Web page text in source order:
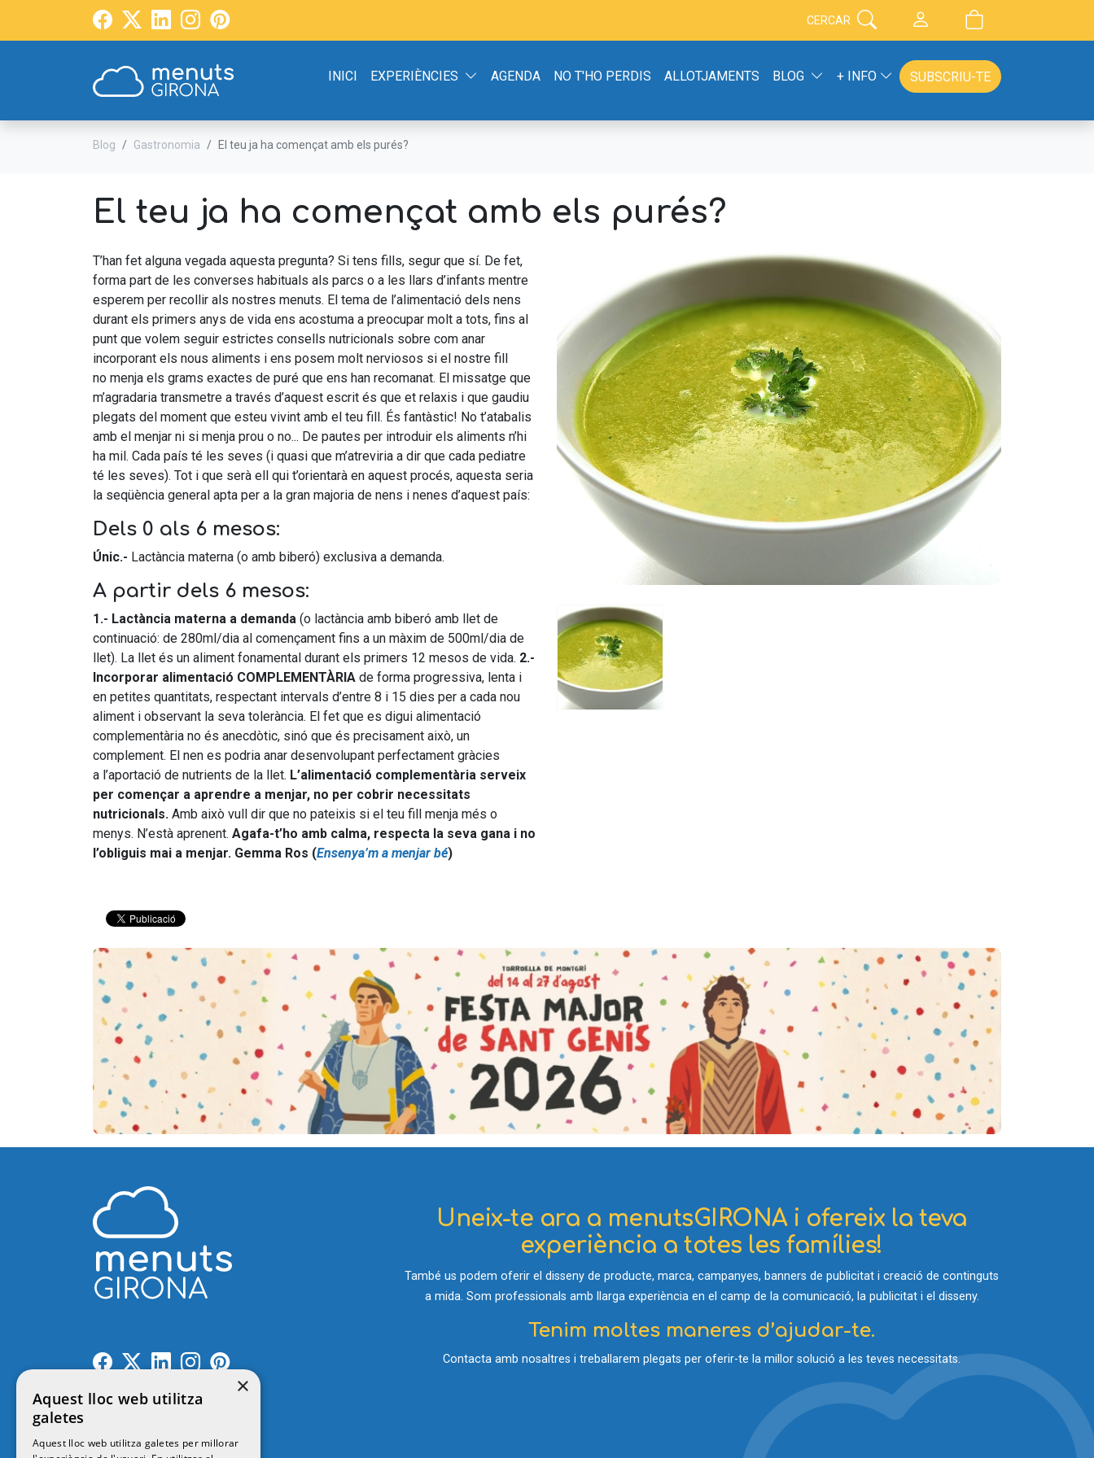
CERCAR
INICI EXPERIÈNCIES AGENDA NO T'HO PERDIS ALLOTJAMENTS BLOG + INFO SUBSCRIU-TE
Blog Gastronomia El teu ja ha començat amb els purés?
El teu ja ha començat amb els purés?
T’han fet alguna vegada aquesta pregunta? Si tens fills, segur que sí. De fet,
forma part de les converses habituals als parcs o a les llars d’infants mentre
esperem per recollir als nostres menuts. El tema de l’alimentació dels nens
durant els primers anys de vida ens acostuma a preocupar molt a tots, fins al
punt que volem seguir estrictes consells nutricionals sobre com anar
incorporant els nous aliments i ens posem molt nerviosos si el nostre fill
no menja els grams exactes de puré que ens han recomanat. El missatge que
m’agradaria transmetre a través d’aquest escrit és que et relaxis i que gaudiu
plegats del moment que esteu vivint amb el teu fill. És fantàstic! No t’atabalis
amb el menjar ni si menja prou o no... De pautes per introduir els aliments n’hi
ha mil. Cada país té les seves (i quasi que m’atreviria a dir que cada pediatre
té les seves). Tot i que serà ell qui t’orientarà en aquest procés, aquesta seria
la seqüència general apta per a la gran majoria de nens i nenes d’aquest país:
Dels 0 als 6 mesos:
Únic.- Lactància materna (o amb biberó) exclusiva a demanda.
A partir dels 6 mesos:
1.- Lactància materna a demanda (o lactància amb biberó amb llet de
continuació: de 280ml/dia al començament fins a un màxim de 500ml/dia de
llet). La llet és un aliment fonamental durant els primers 12 mesos de vida. 2.-
Incorporar alimentació COMPLEMENTÀRIA de forma progressiva, lenta i
en petites quantitats, respectant intervals d’entre 8 i 15 dies per a cada nou
aliment i observant la seva tolerància. El fet que es digui alimentació
complementària no és anecdòtic, sinó que és precisament això, un
complement. El nen es podria anar desenvolupant perfectament gràcies
a l’aportació de nutrients de la llet. L’alimentació complementària serveix
per començar a aprendre a menjar, no per cobrir necessitats
nutricionals. Amb això vull dir que no pateixis si el teu fill menja més o
menys. N’està aprenent. Agafa-t’ho amb calma, respecta la seva gana i no
l’obliguis mai a menjar. Gemma Ros (Ensenya’m a menjar bé)
Uneix-te ara a menutsGIRONA i ofereix la teva
experiència a totes les famílies!
També us podem oferir el disseny de producte, marca, campanyes, banners de publicitat i creació de continguts
a mida. Som professionals amb llarga experiència en el camp de la comunicació, la publicitat i el disseny.
Tenim moltes maneres d’ajudar-te.
Contacta amb nosaltres i treballarem plegats per oferir-te la millor solució a les teves necessitats.
×
Aquest lloc web utilitza
galetes
Aquest lloc web utilitza galetes per millorar